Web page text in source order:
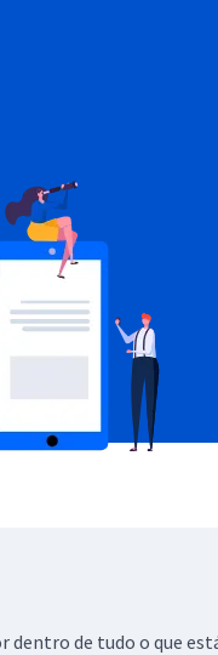
dentro de tudo o que